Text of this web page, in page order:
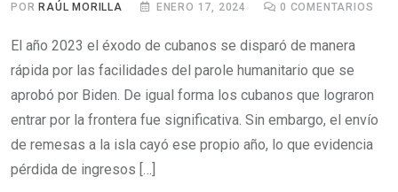
POR RAÚL MORILLA ENERO 17, 2024 0 COMENTARIOS
El año 2023 el éxodo de cubanos se disparó de manera
rápida por las facilidades del parole humanitario que se
aprobó por Biden. De igual forma los cubanos que lograron
entrar por la frontera fue significativa. Sin embargo, el envío
de remesas a la isla cayó ese propio año, lo que evidencia
pérdida de ingresos […]